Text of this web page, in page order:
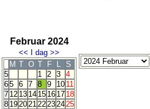
Februar 2024
<< I dag >>
M T O T F L
S
5
1 2 3 4
65 6 7 8 9 10 11
7 12 13 14 15 16 17 18
8 19202122232425